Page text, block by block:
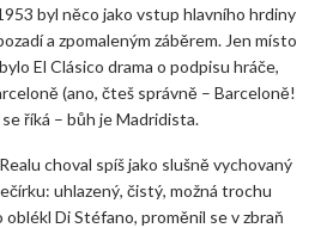
byl něco jako vstup hlavního hrdiny
a zpomaleným záběrem. Jen místo
El Clásico drama o podpisu hráče,
(ano, čteš správně – Barceloně!
říká – bůh je Madridista.
choval spíš jako slušně vychovaný
uhlazený, čistý, možná trochu
oblékl Di Stéfano, proměnil se v zbraň